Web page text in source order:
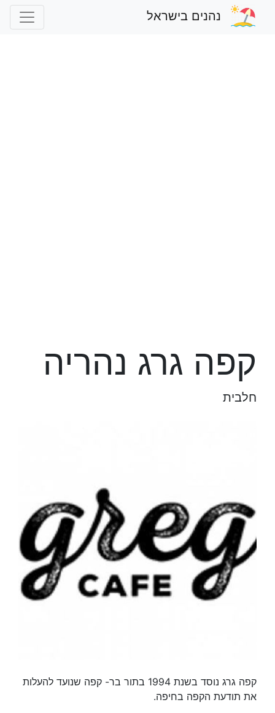
נהנים בישראל
קפה גרג נהריה
חלבית
קפה גרג נוסד בשנת 1994 בתור בר- קפה שנועד להעלות
את תודעת הקפה בחיפה.